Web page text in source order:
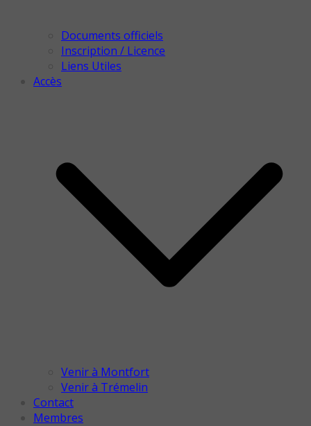
Documents officiels
Inscription / Licence
Liens Utiles
Accès
Venir à Montfort
Venir à Trémelin
Contact
Membres